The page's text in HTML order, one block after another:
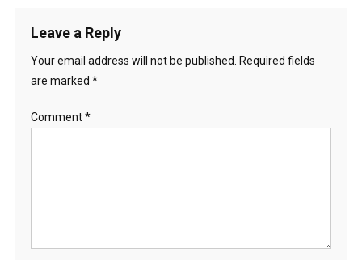
Leave a Reply
Your email address will not be published.
Required fields
are marked *
Comment*